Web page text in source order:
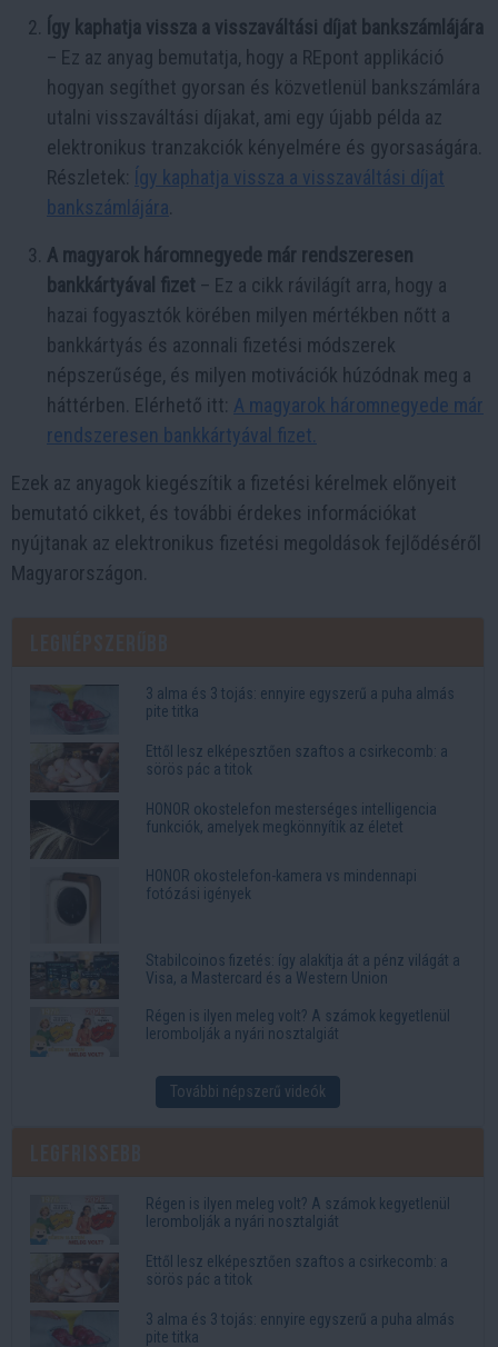
Így kaphatja vissza a visszaváltási díjat bankszámlájára
– Ez az anyag bemutatja, hogy a REpont applikáció
hogyan segíthet gyorsan és közvetlenül bankszámlára
utalni visszaváltási díjakat, ami egy újabb példa az
elektronikus tranzakciók kényelmére és gyorsaságára.
Részletek: Így kaphatja vissza a visszaváltási díjat
bankszámlájára
A magyarok háromnegyede már rendszeresen
bankkártyával fizet – Ez a cikk rávilágít arra, hogy a
hazai fogyasztók körében milyen mértékben nőtt a
bankkártyás és azonnali fizetési módszerek
népszerűsége, és milyen motivációk húzódnak meg a
háttérben. Elérhető itt: A magyarok háromnegyede már
rendszeresen bankkártyával fizet.
Ezek az anyagok kiegészítik a fizetési kérelmek előnyeit
bemutató cikket, és további érdekes információkat
nyújtanak az elektronikus fizetési megoldások fejlődéséről
Magyarországon.
3 alma és 3 tojás: ennyire egyszerű a puha almás
pite titka
Ettől lesz elképesztően szaftos a csirkecomb: a
sörös pác a titok
HONOR okostelefon mesterséges intelligencia
funkciók, amelyek megkönnyítik az életet
HONOR okostelefon-kamera vs mindennapi
fotózási igények
Stabilcoinos fizetés: így alakítja át a pénz világát a
Visa, a Mastercard és a Western Union
Régen is ilyen meleg volt? A számok kegyetlenül
lerombolják a nyári nosztalgiát
További népszerű videók
Régen is ilyen meleg volt? A számok kegyetlenül
lerombolják a nyári nosztalgiát
Ettől lesz elképesztően szaftos a csirkecomb: a
sörös pác a titok
3 alma és 3 tojás: ennyire egyszerű a puha almás
pite titka